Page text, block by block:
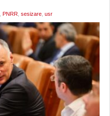
PNRR sesizare usr